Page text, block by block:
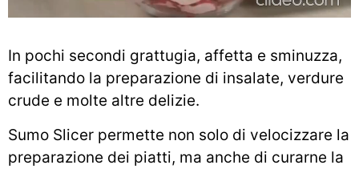
In pochi secondi grattugia, affetta e sminuzza,
facilitando la preparazione di insalate, verdure
crude e molte altre delizie.
Sumo Slicer permette non solo di velocizzare la
preparazione dei piatti, ma anche di curarne la